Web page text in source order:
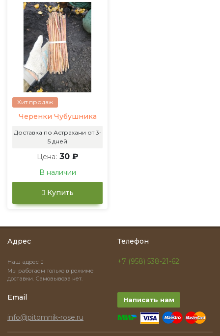
Хит продаж
Черенки Чубушника
Доставка по Астрахани от 3-
5 дней
Цена: 30 ₽
В наличии
Купить
Адрес
Наш адрес
Мы работаем только в режиме
доставки. Самовывоза нет.
Телефон
+7 (958) 538-21-62
Email
info@pitomnik-rose.ru
Написать нам